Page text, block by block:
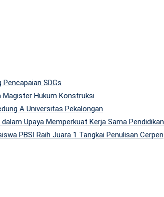
SDGs
Magister Hukum Konstruksi
A Universitas Pekalongan
Upaya Memperkuat Kerja Sama Pendidikan
PBSI Raih Juara 1 Tangkai Penulisan Cerpen